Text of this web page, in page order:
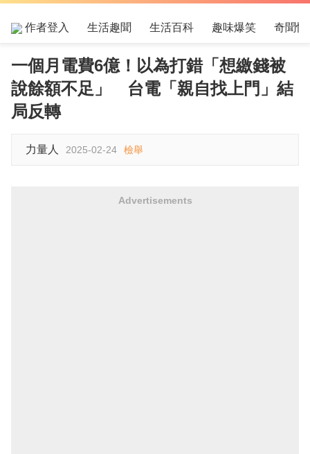
作者登入 生活趣聞 生活百科 趣味爆笑 奇聞怪
一個月電費6億！以為打錯「想繳錢被
說餘額不足」 台電「親自找上門」結
局反轉
力量人 2025-02-24 檢舉
Advertisements